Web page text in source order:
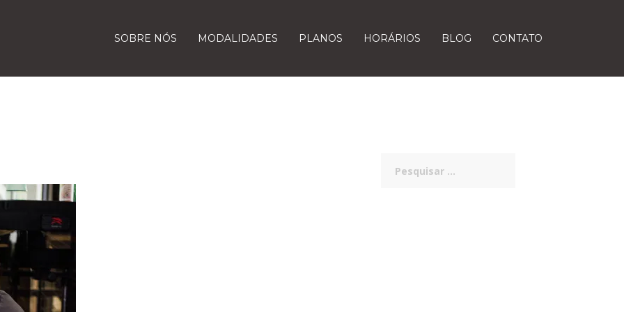
SOBRE NÓS MODALIDADES PLANOS HORÁRIOS BLOG CONTATO
por: